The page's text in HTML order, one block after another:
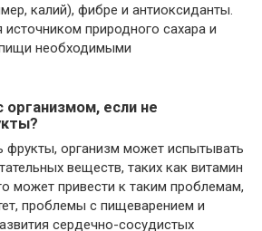
калий), фибре и антиоксиданты.
природного сахара и
необходимыми
организмом, если не
фрукты, организм может испытывать
веществ, таких как витамин
может привести к таким проблемам,
проблемы с пищеварением и
сердечно-сосудистых